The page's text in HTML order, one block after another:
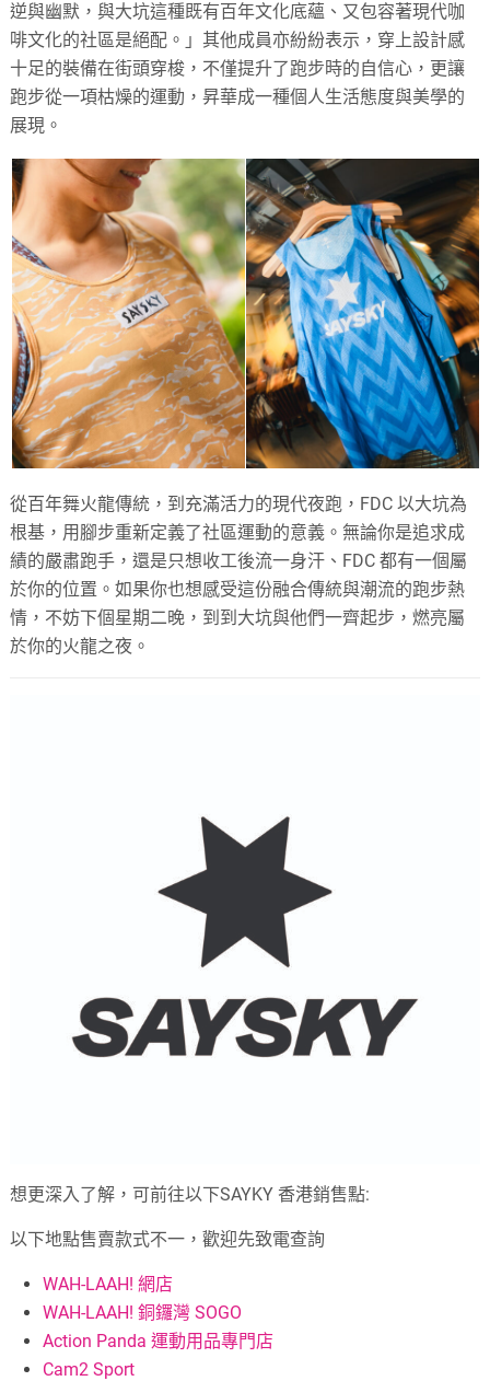
逆與幽默，與大坑這種既有百年文化底蘊、又包容著現代咖
啡文化的社區是絕配。」其他成員亦紛紛表示，穿上設計感
十足的裝備在街頭穿梭，不僅提升了跑步時的自信心，更讓
跑步從一項枯燥的運動，昇華成一種個人生活態度與美學的
展現。
從百年舞火龍傳統，到充滿活力的現代夜跑，FDC 以大坑為
根基，用腳步重新定義了社區運動的意義。無論你是追求成
績的嚴肅跑手，還是只想收工後流一身汗、FDC 都有一個屬
於你的位置。如果你也想感受這份融合傳統與潮流的跑步熱
情，不妨下個星期二晚，到到大坑與他們一齊起步，燃亮屬
於你的火龍之夜。
想更深入了解，可前往以下SAYKY 香港銷售點:
以下地點售賣款式不一，歡迎先致電查詢
WAH-LAAH! 網店
WAH-LAAH! 銅鑼灣 SOGO
Action Panda 運動用品專門店
Cam2 Sport